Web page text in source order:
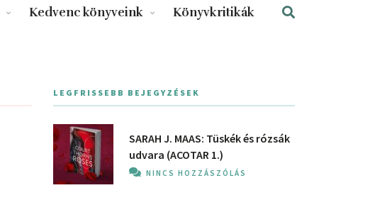
Kedvenc könyveink Könyvkritikák
LEGFRISSEBB BEJEGYZÉSEK
SARAH J. MAAS: Tüskék és rózsák
udvara (ACOTAR 1.)
NINCS HOZZÁSZÓLÁS